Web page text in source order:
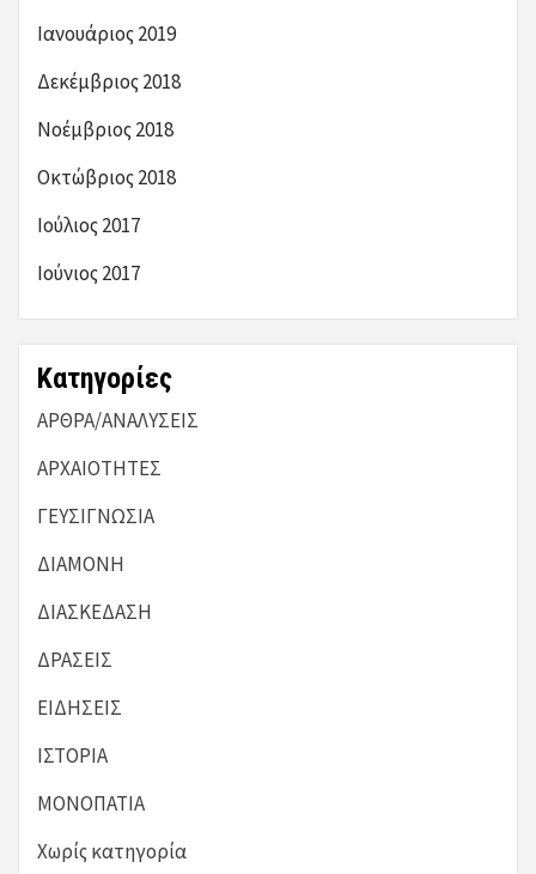
Ιανουάριος 2019
Δεκέμβριος 2018
Νοέμβριος 2018
Οκτώβριος 2018
Ιούλιος 2017
Ιούνιος 2017
Kατηγορίες
ΑΡΘΡΑ/ΑΝΑΛΥΣΕΙΣ
ΑΡΧΑΙΟΤΗΤΕΣ
ΓΕΥΣΙΓΝΩΣΙΑ
ΔΙΑΜΟΝΗ
ΔΙΑΣΚΕΔΑΣΗ
ΔΡΑΣΕΙΣ
ΕΙΔΗΣΕΙΣ
ΙΣΤΟΡΙΑ
ΜΟΝΟΠΑΤΙΑ
Χωρίς κατηγορία